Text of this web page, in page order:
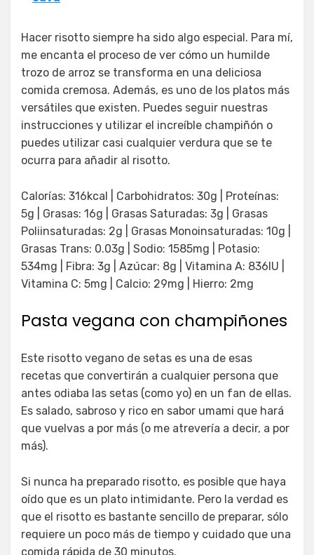
Hacer risotto siempre ha sido algo especial. Para mí,
me encanta el proceso de ver cómo un humilde
trozo de arroz se transforma en una deliciosa
comida cremosa. Además, es uno de los platos más
versátiles que existen. Puedes seguir nuestras
instrucciones y utilizar el increíble champiñón o
puedes utilizar casi cualquier verdura que se te
ocurra para añadir al risotto.
Calorías: 316kcal | Carbohidratos: 30g | Proteínas:
5g | Grasas: 16g | Grasas Saturadas: 3g | Grasas
Poliinsaturadas: 2g | Grasas Monoinsaturadas: 10g |
Grasas Trans: 0.03g | Sodio: 1585mg | Potasio:
534mg | Fibra: 3g | Azúcar: 8g | Vitamina A: 836IU |
Vitamina C: 5mg | Calcio: 29mg | Hierro: 2mg
Pasta vegana con champiñones
Este risotto vegano de setas es una de esas
recetas que convertirán a cualquier persona que
antes odiaba las setas (como yo) en un fan de ellas.
Es salado, sabroso y rico en sabor umami que hará
que vuelvas a por más (o me atrevería a decir, a por
más).
Si nunca ha preparado risotto, es posible que haya
oído que es un plato intimidante. Pero la verdad es
que el risotto es bastante sencillo de preparar, sólo
requiere un poco más de tiempo y cuidado que una
comida rápida de 30 minutos.